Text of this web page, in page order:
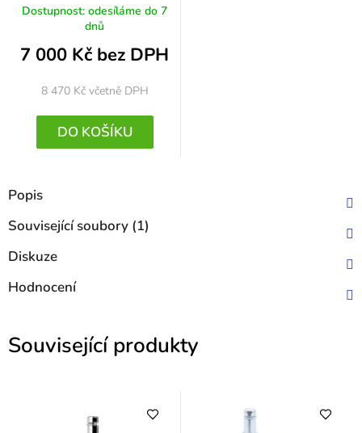
Dostupnost: odesíláme do 7
dnů
7 000 Kč bez DPH
8 470 Kč včetně DPH
DO KOŠÍKU
Popis
Související soubory (1)
Diskuze
Hodnocení
Související produkty